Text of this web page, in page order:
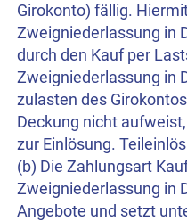
Girokonto) fällig.
Zweigniederlassung in
durch den Kauf per
Zweigniederlassung in
zulasten des
Deckung nicht
zur Einlösung.
(b) Die Zahlungsart
Zweigniederlassung in
Angebote und setzt